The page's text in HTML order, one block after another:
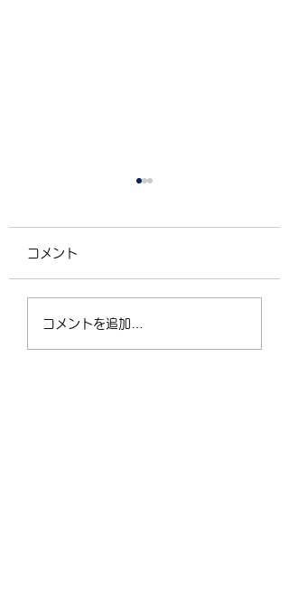
4/2（木）18:30〜
21:00 フリークラス
コメント
コメントを追加…